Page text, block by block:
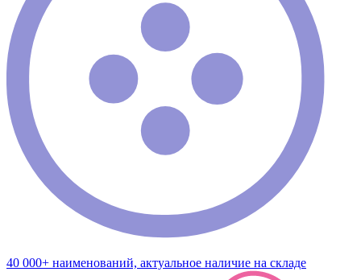
40 000+ наименований, актуальное наличие на складе